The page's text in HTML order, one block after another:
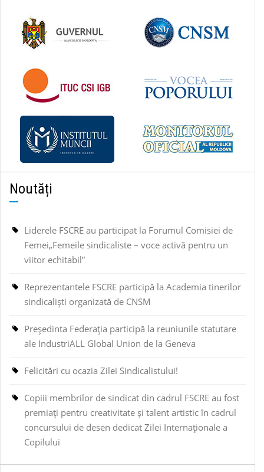
Noutăți
Liderele FSCRE au participat la Forumul Comisiei de
Femei„Femeile sindicaliste – voce activă pentru un
viitor echitabil”
Reprezentantele FSCRE participă la Academia tinerilor
sindicaliști organizată de CNSM
Președinta Federația participă la reuniunile statutare
ale IndustriALL Global Union de la Geneva
Felicitări cu ocazia Zilei Sindicalistului!
Copiii membrilor de sindicat din cadrul FSCRE au fost
premiați pentru creativitate și talent artistic în cadrul
concursului de desen dedicat Zilei Internaționale a
Copilului